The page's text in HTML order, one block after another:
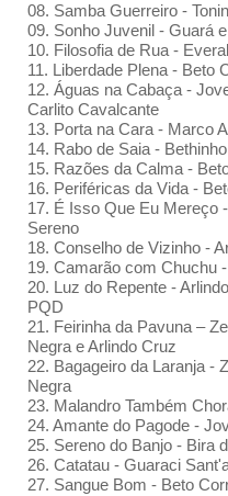
08. Samba Guerreiro -
09. Sonho Juvenil - Guará
10. Filosofia de Rua -
11. Liberdade Plena - Beto
12. Águas na Cabaça -
Carlito Cavalcante
13. Porta na Cara - Marco
14. Rabo de Saia -
15. Razões da Calma -
16. Periféricas da Vida -
17. É Isso Que Eu Mereço
Sereno
18. Conselho de Vizinho -
19. Camarão com Chuchu
20. Luz do Repente -
PQD
21. Feirinha da Pavuna –
Negra e Arlindo Cruz
22. Bagageiro da Laranja -
Negra
23. Malandro Também
24. Amante do Pagode -
25. Sereno do Banjo - Bira
26. Catatau - Guaraci
27. Sangue Bom - Beto